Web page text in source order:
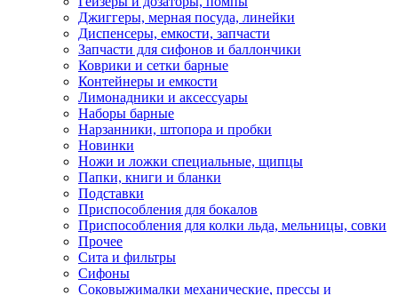
Джиггеры, мерная посуда, линейки
Диспенсеры, емкости, запчасти
Запчасти для сифонов и баллончики
Коврики и сетки барные
Контейнеры и емкости
Лимонадники и аксессуары
Наборы барные
Нарзанники, штопора и пробки
Новинки
Ножи и ложки специальные, щипцы
Папки, книги и бланки
Подставки
Приспособления для бокалов
Приспособления для колки льда, мельницы, совки
Прочее
Сита и фильтры
Сифоны
Соковыжималки механические, прессы и